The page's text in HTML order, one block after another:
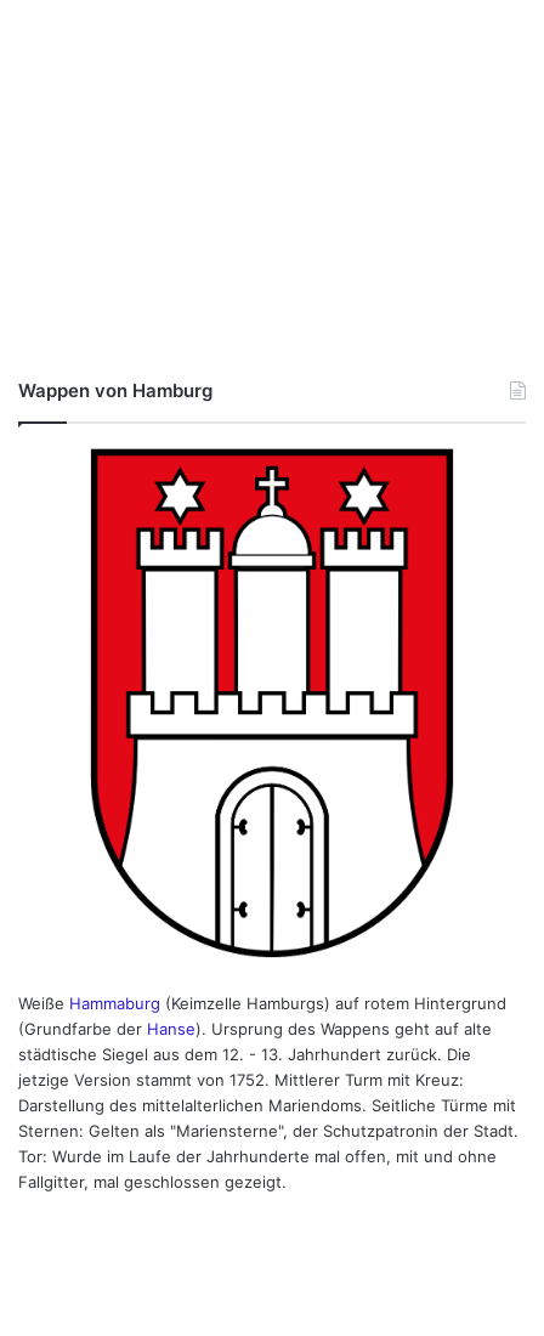
Wappen von Hamburg
Weiße Hammaburg (Keimzelle Hamburgs) auf rotem Hintergrund
(Grundfarbe der Hanse). Ursprung des Wappens geht auf alte
städtische Siegel aus dem 12. - 13. Jahrhundert zurück. Die
jetzige Version stammt von 1752. Mittlerer Turm mit Kreuz:
Darstellung des mittelalterlichen Mariendoms. Seitliche Türme mit
Sternen: Gelten als "Mariensterne", der Schutzpatronin der Stadt.
Tor: Wurde im Laufe der Jahrhunderte mal offen, mit und ohne
Fallgitter, mal geschlossen gezeigt.